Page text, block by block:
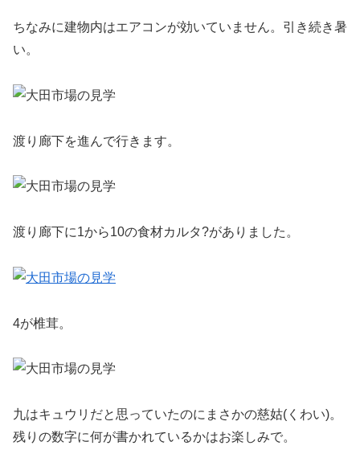
ちなみに建物内はエアコンが効いていません。引き続き暑
い。
渡り廊下を進んで行きます。
渡り廊下に1から10の食材カルタ?がありました。
4が椎茸。
九はキュウリだと思っていたのにまさかの慈姑(くわい)。
残りの数字に何が書かれているかはお楽しみで。